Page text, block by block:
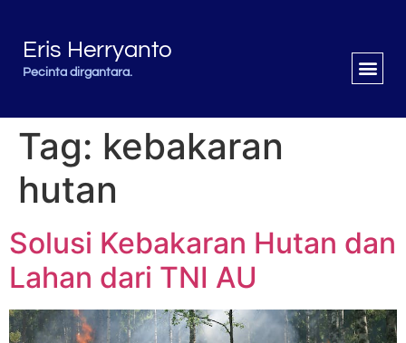
Eris Herryanto
Pecinta dirgantara.
Tag: kebakaran
hutan
Solusi Kebakaran Hutan dan
Lahan dari TNI AU